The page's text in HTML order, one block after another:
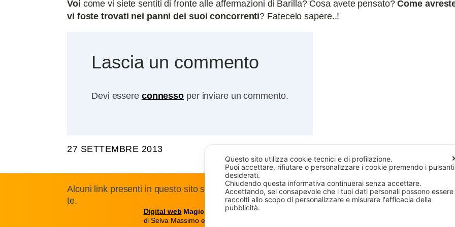
Voi come vi siete sentiti di fronte alle affermazioni di Barilla? Cosa avete pensato?Come
vi foste trovati nei panni dei suoi concorrenti? Fatecelo sapere..!
Lascia un commento
Devi essere connesso per inviare un commento.
27 SETTEMBRE 2013
Alcuni link presenti in questo sito sono affiliati Amazon: guadagniamo una commissione se
te.
Digital web Magic snc
di Selva Massimo e C.
Questo sito utilizza cookie tecnici e di profilazione.
Puoi accettare, rifiutare o personalizzare i cookie premendo i pulsanti
desiderati.
Chiudendo questa informativa continuerai senza accettare.
Accettando, sei consapevole che i tuoi dati personali possono essere
raccolti allo scopo di personalizzare e misurare l'efficacia della
pubblicità.